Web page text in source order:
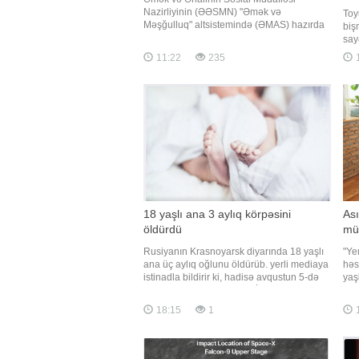
Nazirliyinin (ƏƏSMN) "Əmək və
Məşğulluq" altsistemində (ƏMAS) hazırda
olunan 65 mindən çox aktiv vakansiya
mövcuddur. Qaynarinfo xəbər verir ki, bu
olunan vakansiyalar üzrə ən yüksə
11:22 235
18 yaşlı ana 3 aylıq körpəsini
öldürdü
Rusiyanın Krasnoyarsk diyarında 18 yaşlı
ana üç aylıq oğlunu öldürüb. yerli mediaya
istinadla bildirir ki, hadisə avqustun 5-də
görə, gənc qadın uşağı və valideynləri ilə
birlikdə yaşayırmış. Səhər saatlarında
sakitləşdirməy
18:15 1
və